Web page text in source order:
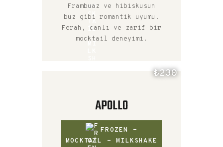
Frambuaz ve hibiskusun
buz gibi romantik uyumu.
Ferah, canlı ve zarif bir
mocktail deneyimi.
₺230
APOLLO
FROZEN -
MOCKTAIL - MILKSHAKE